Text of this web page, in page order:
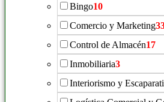
Bingo10
Comercio y Marketing
Control de Almacén17
Inmobiliaria3
Interiorismo y